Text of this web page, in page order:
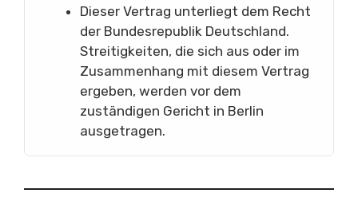
Dieser Vertrag unterliegt dem Recht
der Bundesrepublik Deutschland.
Streitigkeiten, die sich aus oder im
Zusammenhang mit diesem Vertrag
ergeben, werden vor dem
zuständigen Gericht in Berlin
ausgetragen.